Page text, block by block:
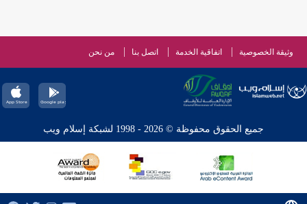
وثيقة الخصوصية اتفاقية الخدمة اتصل بنا من نحن
جميع الحقوق محفوظة © 2026 - 1998 لشبكة إسلام ويب